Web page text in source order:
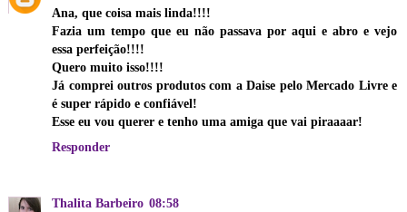
Ana, que coisa mais linda!!!!
Fazia um tempo que eu não passava por aqui e abro e vejo
essa perfeição!!!!
Quero muito isso!!!!
Já comprei outros produtos com a Daise pelo Mercado Livre e
é super rápido e confiável!
Esse eu vou querer e tenho uma amiga que vai piraaaar!
Responder
Thalita Barbeiro 08:58